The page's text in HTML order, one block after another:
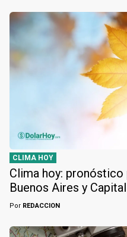
CLIMA HOY
Clima hoy: pronóstico
Buenos Aires y
Por REDACCION